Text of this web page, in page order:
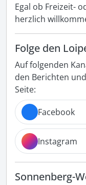
Egal ob Freizeit-
herzlich
Folge den
Auf folgenden
den Berichten
Seite:
Facebook
Instagram
Sonnenberg-